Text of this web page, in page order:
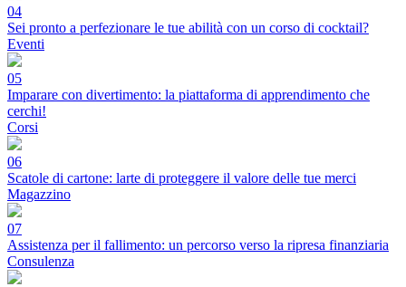
04
Sei pronto a perfezionare le tue abilità con un corso di cocktail?
Eventi
05
Imparare con divertimento: la piattaforma di apprendimento che
cerchi!
Corsi
06
Scatole di cartone: larte di proteggere il valore delle tue merci
Magazzino
07
Assistenza per il fallimento: un percorso verso la ripresa finanziaria
Consulenza